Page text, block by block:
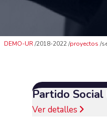
DEMO-UR 2018-2022 proyectos
Partido
Ver detalles